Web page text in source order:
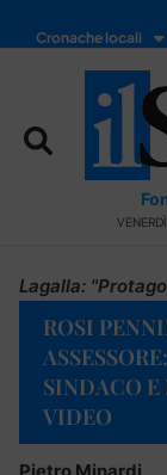
Cronache locali
Lagalla:
ROSI
SINDACO
VIDEO